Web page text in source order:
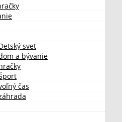
svet
a bývanie
čas